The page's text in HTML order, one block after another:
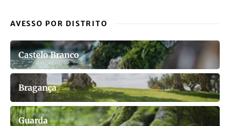
AVESSO POR DISTRITO
Castelo Branco
Bragança
Guarda